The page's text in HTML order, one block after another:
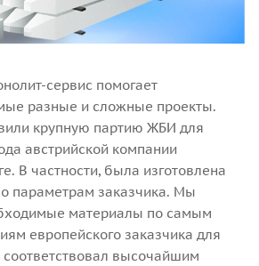
сервис помогает
разные и сложные проекты.
крупную партию ЖБИ для
австрийской компании
В частности, была изготовлена
параметрам заказчика. Мы
материалы по самым
европейского заказчика для
соответствовал высочайшим